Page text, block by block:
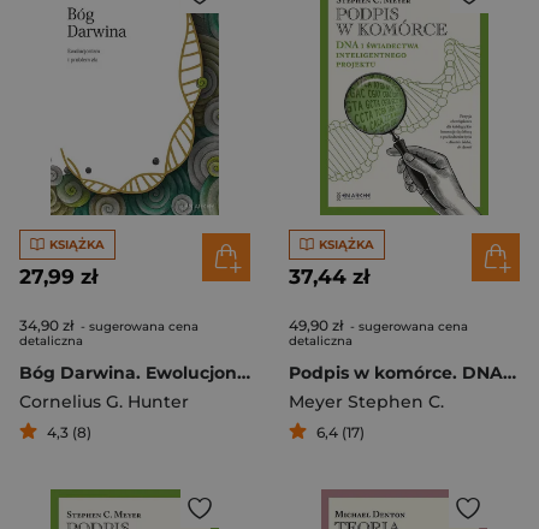
KSIĄŻKA
27,99 zł
34,90 zł - sugerowana cena
detaliczna
Bóg Darwina. Ewolucjonizm i problem zła
Cornelius G. Hunter
4,3 (8)
KSIĄŻKA
37,44 zł
49,90 zł - sugerowana cena
detaliczna
Podpis w komórce. DNA i świadectwa inteligentnego projektu
Meyer Stephen C.
6,4 (17)